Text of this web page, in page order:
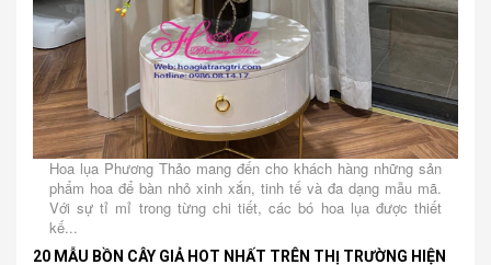
Hoa lụa Phương Thảo mang đến cho khách hàng những sản
phẩm hoa để bàn nhỏ xinh xắn, tinh tế và đa dạng mẫu mã.
Với sự tỉ mỉ trong từng chi tiết, các bó hoa lụa được thiết
kế...
20 MẪU BỒN CÂY GIẢ HOT NHẤT TRÊN THỊ TRƯỜNG HIỆN